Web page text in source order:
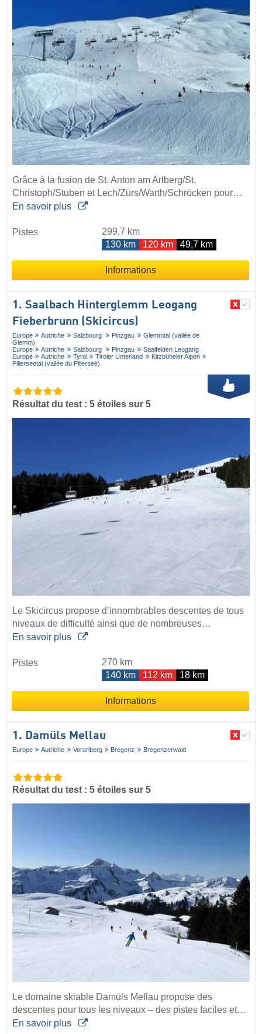
Grâce à la fusion de St. Anton am Arlberg/St.
Christoph/Stuben et Lech/Zürs/Warth/Schröcken pour…
En savoir plus
Pistes
299,7 km
130 km
120 km 49,7 km
Informations
1. Saalbach Hinterglemm Leogang
Fieberbrunn (Skicircus)
Europe Autriche Salzbourg Pinzgau
Glemmtal (vallée de
Glemm)
Europe
Autriche Salzbourg Pinzgau
Saalfelden Leogang
Europe
Autriche Tyrol Tiroler Unterland
Kitzbüheler Alpen
Pillerseetal (vallée du Pillersee)
Résultat du test : 5 étoiles sur 5
Le Skicircus propose d’innombrables descentes de tous
niveaux de difficulté ainsi que de nombreuses…
En savoir plus
Pistes
270 km
140 km
112 km 18 km
Informations
1. Damüls Mellau
Europe Autriche Vorarlberg Bregenz Bregenzerwald
Résultat du test : 5 étoiles sur 5
Le domaine skiable Damüls Mellau propose des
descentes pour tous les niveaux – des pistes faciles et…
En savoir plus